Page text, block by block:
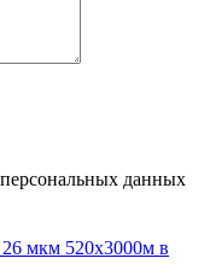
персональных данных